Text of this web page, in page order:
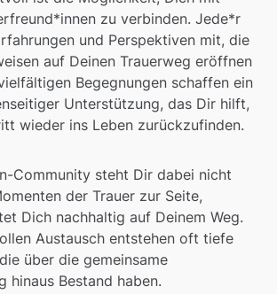
zu verbinden. Jede*r
und Perspektiven mit, die
auf Deinen Trauerweg eröffnen
Begegnungen schaffen ein
Unterstützung, das Dir hilft,
wieder ins Leben zurückzufinden.
Community steht Dir dabei nicht
der Trauer zur Seite,
Dich nachhaltig auf Deinem Weg.
Austausch entstehen oft tiefe
über die gemeinsame
hinaus Bestand haben.